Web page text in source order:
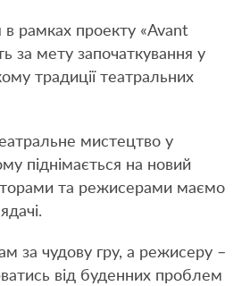
в рамках проекту «Avant
за мету започаткування у
традиції театральних
мистецтво у
піднімається на новий
та режисерами маємо
за чудову гру, а режисеру –
від буденних проблем